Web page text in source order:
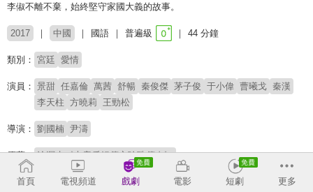
李俶不離不棄，始終堅守家國大義的故事。
2017 中國 國語 普遍級 44 分鐘
類別： 宮廷 愛情
演員： 景甜 任嘉倫 萬茜 舒暢 秦俊傑 茅子俊 于小偉 曹曦戈 秦漢
李天柱 方曉莉 王勁松
導演： 劉國楠 尹濤
原著： 滄溟水《大唐后妃傳之珍珠傳奇》
首頁 電視頻道 戲劇 電影 短劇 更多